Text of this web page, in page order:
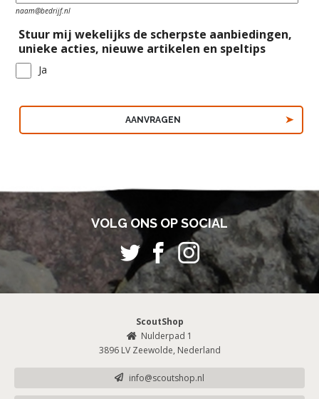
naam@bedrijf.nl
Stuur mij wekelijks de scherpste aanbiedingen,
unieke acties, nieuwe artikelen en speltips
Ja
VOLG ONS OP SOCIAL
ScoutShop
Nulderpad 1
3896 LV Zeewolde, Nederland
info@scoutshop.nl